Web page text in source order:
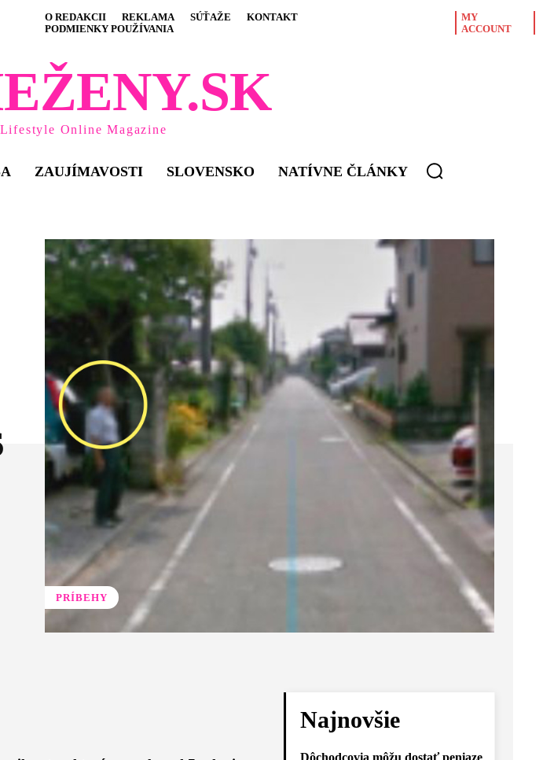
O REDAKCII REKLAMA SÚŤAŽE
KONTAKT
PODMIENKY POUŽÍVANIA
MY
ACCOUNT
Online Magazine
ZAUJÍMAVOSTI SLOVENSKO NATÍVNE ČLÁNKY
PRÍBEHY
Najnovšie
Dôchodcovia môžu dostať peniaze